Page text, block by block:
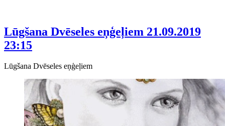
Lūgšana Dvēseles eņģeļiem 21.09.2019
23:15
Lūgšana Dvēseles eņģeļiem